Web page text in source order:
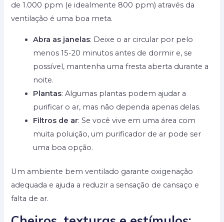
de 1.000 ppm (e idealmente 800 ppm) através da
ventilação é uma boa meta.
Abra as janelas: Deixe o ar circular por pelo
menos 15-20 minutos antes de dormir e, se
possível, mantenha uma fresta aberta durante a
noite.
Plantas: Algumas plantas podem ajudar a
purificar o ar, mas não dependa apenas delas.
Filtros de ar: Se você vive em uma área com
muita poluição, um purificador de ar pode ser
uma boa opção.
Um ambiente bem ventilado garante oxigenação
adequada e ajuda a reduzir a sensação de cansaço e
falta de ar.